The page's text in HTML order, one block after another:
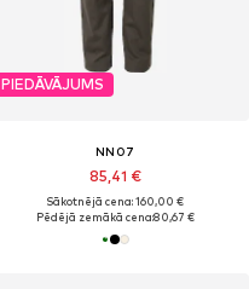
PIEDĀVĀJUMS
NN07
85,41 €
Sākotnējā cena: 160,00 €
Pēdējā zemākā cena:80,67 €